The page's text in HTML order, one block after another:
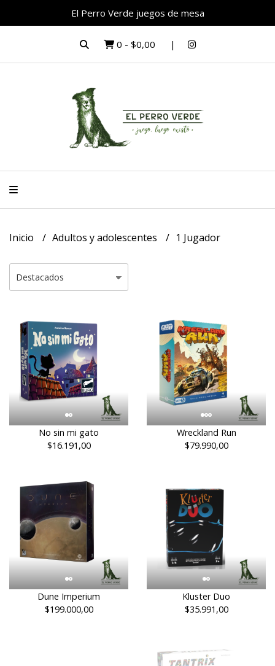
El Perro Verde juegos de mesa
0 - $0,00
Inicio Adultos y adolescentes 1 Jugador
No sin mi gato
$16.191,00
Wreckland Run
$79.990,00
Dune Imperium
$199.000,00
Kluster Duo
$35.991,00